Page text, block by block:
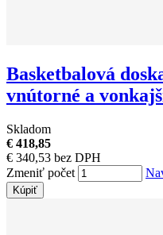
Basketbalová
vnútorné a
Skladom
€ 418,85
€ 340,53 bez DPH
Zmeniť počet
Kúpiť